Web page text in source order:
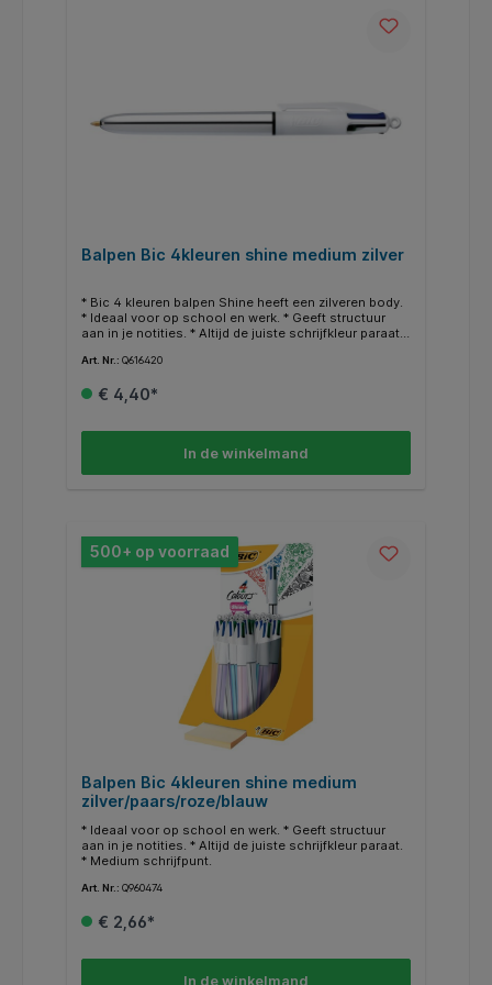
Balpen Bic 4kleuren shine medium zilver
* Bic 4 kleuren balpen Shine heeft een zilveren body.
* Ideaal voor op school en werk. * Geeft structuur
aan in je notities. * Altijd de juiste schrijfkleur paraat.
Art. Nr.: Q616420
€ 4,40*
In de winkelmand
500+ op voorraad
Balpen Bic 4kleuren shine medium
zilver/paars/roze/blauw
* Ideaal voor op school en werk. * Geeft structuur
aan in je notities. * Altijd de juiste schrijfkleur paraat.
* Medium schrijfpunt.
Art. Nr.: Q960474
€ 2,66*
In de winkelmand